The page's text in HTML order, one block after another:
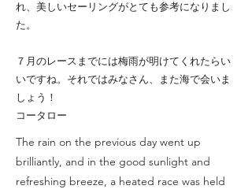
れ、美しいセーリングがとても参考になりまし
た。
７月のレースまでには梅雨が明けてくれたらい
いですね。それではみなさん、また海で会いま
しょう！
コータロー
The rain on the previous day went up
brilliantly, and in the good sunlight and
refreshing breeze, a heated race was held